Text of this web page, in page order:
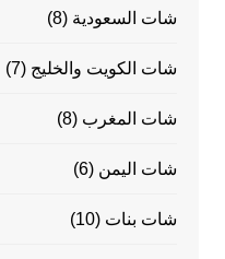
شات السعودية (8)
شات الكويت والخليج (7)
شات المغرب (8)
شات اليمن (6)
شات بنات (10)